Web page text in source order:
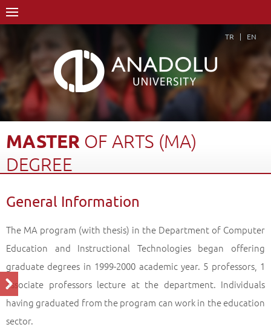
TR EN
MASTER OF ARTS (MA)
DEGREE
Graduate School
Depart. of Computer Education and Instructional Te
General Information
The MA program (with thesis) in the Department of Computer
Education and Instructional Technologies began offering
graduate degrees in 1999-2000 academic year. 5 professors, 1
associate professors lecture at the department. Individuals
having graduated from the program can work in the education
sector.